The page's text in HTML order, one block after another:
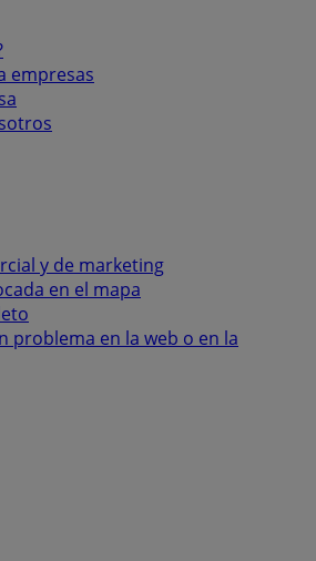
empresas
y de marketing
en el mapa
problema en la web o en la